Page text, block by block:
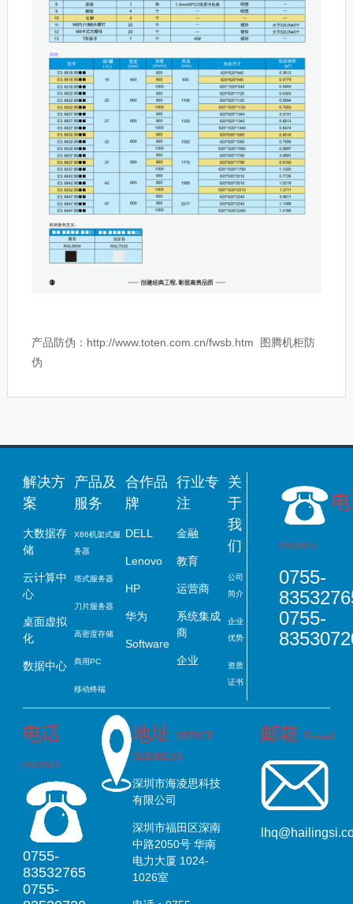
产品防伪：http://www.toten.com.cn/fwsb.htm
图腾机柜防
伪
解决方
案
大数据存
储
云计算中
心
桌面虚拟
化
数据中心
产品及
服务
X86机架式服
务器
塔式服务器
刀片服务器
高密度存储
商用PC
移动终端
合作品
牌
DELL
Lenovo
HP
华为
Software
行业专
注
金融
教育
运营商
系统集成
商
企业
关
于
我
们
公司
简介
企业
优势
资质
证书
PHONES
0755-
0755-
电话
PHONES
0755-
83532765
0755-
地址OFFICE
ADDRESS
深圳市海凌思科技
有限公司
深圳市福田区深南
中路2050号 华南
电力大厦 1024-
1026室
邮箱E-mail